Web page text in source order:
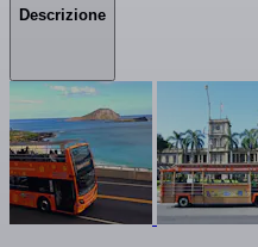
Descrizione